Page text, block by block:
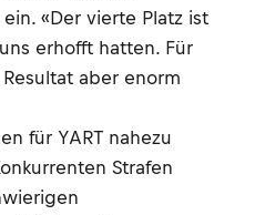
«Der vierte Platz ist
erhofft hatten. Für
aber enorm
für YART nahezu
Strafen